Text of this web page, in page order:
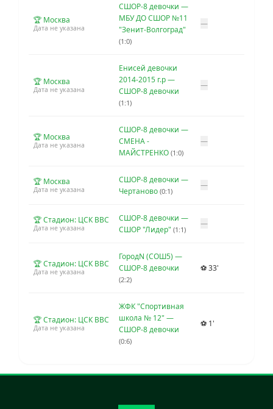
🏆 Москва
Дата не указана
СШОР-8 девочки —
МБУ ДО СШОР №11
"Зенит-Волгоград"
(1:0)
—
🏆 Москва
Дата не указана
Енисей девочки
2014-2015 г.р —
СШОР-8 девочки
(1:1)
—
🏆 Москва
Дата не указана
СШОР-8 девочки —
СМЕНА -
МАЙСТРЕНКО (1:0)
—
🏆 Москва
Дата не указана
СШОР-8 девочки —
Чертаново (0:1)
—
🏆 Стадион: ЦСК ВВС
Дата не указана
СШОР-8 девочки —
СШОР "Лидер" (1:1)
—
🏆 Стадион: ЦСК ВВС
Дата не указана
ГородN (СОШ5) —
СШОР-8 девочки
(2:2)
⚽ 33'
🏆 Стадион: ЦСК ВВС
Дата не указана
ЖФК "Спортивная
школа № 12" —
СШОР-8 девочки
(0:6)
⚽ 1'